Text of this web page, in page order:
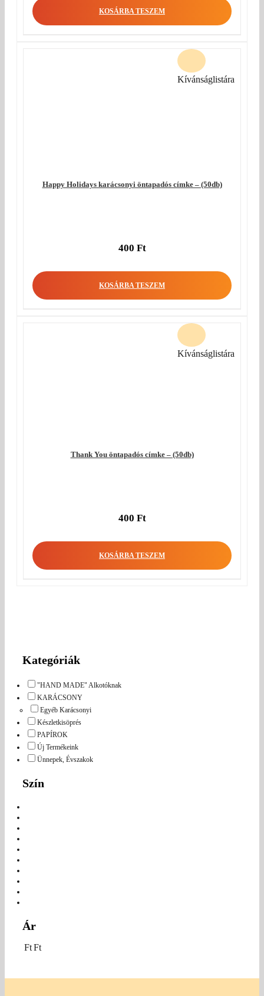
KOSÁRBA TESZEM
Happy Holidays karácsonyi öntapadós címke – (50db)
400 Ft
KOSÁRBA TESZEM
Kívánságlistára
Thank You öntapadós címke – (50db)
400 Ft
KOSÁRBA TESZEM
Kívánságlistára
Kategóriák
"HAND MADE" Alkotóknak
KARÁCSONY
Egyéb Karácsonyi
Készletkisöprés
PAPÍROK
Új Termékeink
Ünnepek, Évszakok
Szín
Ár
FtFt